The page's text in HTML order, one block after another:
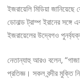
ইজরায়েলি মিডিয়া
ডোনাল্ড ট্রাম্প ইরানের
ইজরায়েলের উদ্বেগও
নেতান্যাহু আরও বলেন,
প্রতিজ্ঞ। সকল বন্দীর মুক্তি